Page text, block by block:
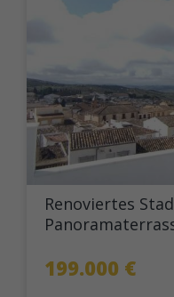
Renoviertes
199.000 €